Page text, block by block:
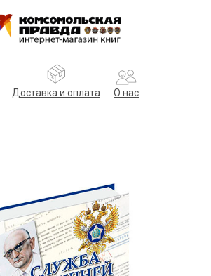
Доставка и оплата О нас